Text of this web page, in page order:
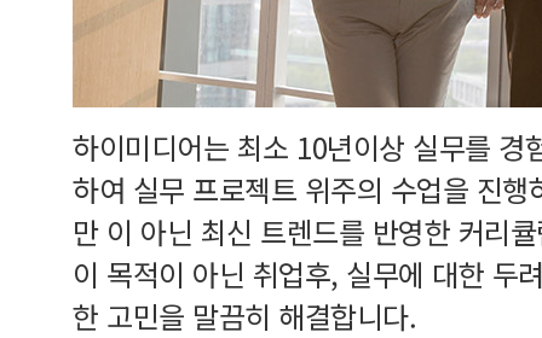
하이미디어는 최소 10년이상 실무를 경
하여 실무 프로젝트 위주의 수업을 진
만 이 아닌 최신 트렌드를 반영한 커리
이 목적이 아닌 취업후, 실무에 대한 두
한 고민을 말끔히 해결합니다.